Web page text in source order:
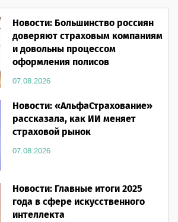
Новости: Большинство россиян
доверяют страховым компаниям
и довольны процессом
оформления полисов
07.08.2026
Новости: «АльфаСтрахование»
рассказала, как ИИ меняет
страховой рынок
07.08.2026
Новости: Главные итоги 2025
года в сфере искусственного
интеллекта